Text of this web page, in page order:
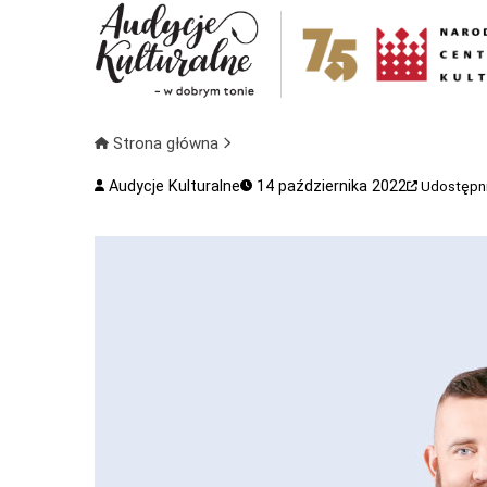
Strona główna
Audycje Kulturalne 14 października 2022